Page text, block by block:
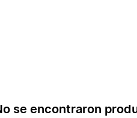
se encontraron